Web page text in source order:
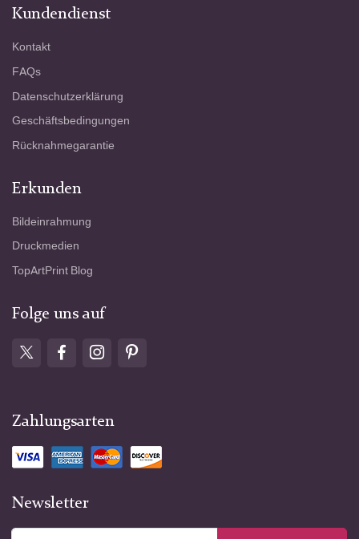
Kundendienst
Kontakt
FAQs
Datenschutzerklärung
Geschäftsbedingungen
Rücknahmegarantie
Erkunden
Bildeinrahmung
Druckmedien
TopArtPrint Blog
Folge uns auf
Zahlungsarten
Newsletter